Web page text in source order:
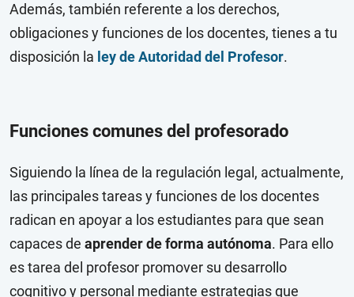
Además, también referente a los derechos,
obligaciones y funciones de los docentes, tienes a tu
disposición la ley de Autoridad del Profesor.
Funciones comunes del profesorado
Siguiendo la línea de la regulación legal, actualmente,
las principales tareas y funciones de los docentes
radican en apoyar a los estudiantes para que sean
capaces de aprender de forma autónoma. Para ello
es tarea del profesor promover su desarrollo
cognitivo y personal mediante estrategias que